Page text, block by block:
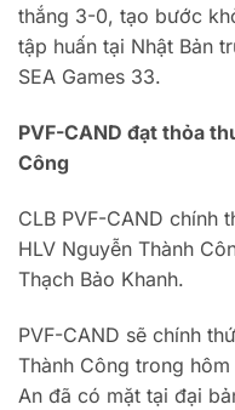
thắng 3-0, tạo bước
tập huấn tại Nhật Bản
SEA Games 33.
PVF-CAND đạt thỏa
Công
CLB PVF-CAND chính
HLV Nguyễn Thành
Thạch Bảo Khanh.
PVF-CAND sẽ chính
Thành Công trong
An đã có mặt tại đại